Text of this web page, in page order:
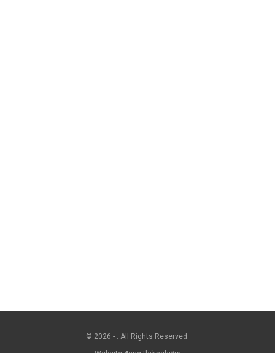
© 2026 - . All Rights Reserved.